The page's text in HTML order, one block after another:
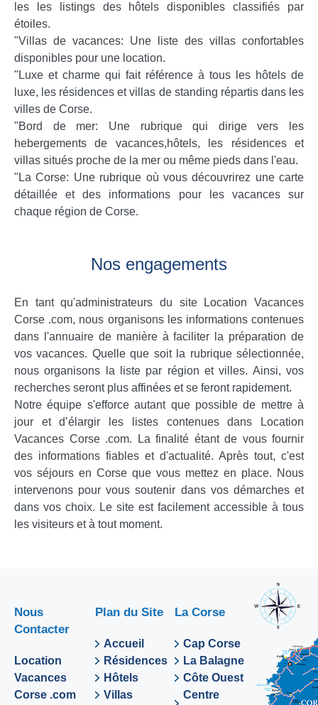
les les listings des hôtels disponibles classifiés par
étoiles.
"Villas de vacances: Une liste des villas confortables
disponibles pour une location.
"Luxe et charme qui fait référence à tous les hôtels de
luxe, les résidences et villas de standing répartis dans les
villes de Corse.
"Bord de mer: Une rubrique qui dirige vers les
hebergements de vacances,hôtels, les résidences et
villas situés proche de la mer ou même pieds dans l'eau.
"La Corse: Une rubrique où vous découvrirez une carte
détaillée et des informations pour les vacances sur
chaque région de Corse.
Nos engagements
En tant qu'administrateurs du site Location Vacances
Corse .com, nous organisons les informations contenues
dans l'annuaire de manière à faciliter la préparation de
vos vacances. Quelle que soit la rubrique sélectionnée,
nous organisons la liste par région et villes. Ainsi, vos
recherches seront plus affinées et se feront rapidement.
Notre équipe s'efforce autant que possible de mettre à
jour et d’élargir les listes contenues dans Location
Vacances Corse .com. La finalité étant de vous fournir
des informations fiables et d'actualité. Après tout, c'est
vos séjours en Corse que vous mettez en place. Nous
intervenons pour vous soutenir dans vos démarches et
dans vos choix. Le site est facilement accessible à tous
les visiteurs et à tout moment.
Nous
Contacter
Location
Vacances
Corse .com
Plan du Site
Accueil
Résidences
Hôtels
Villas
La Corse
Cap Corse
La Balagne
Côte Ouest
Centre